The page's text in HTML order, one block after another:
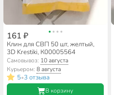
161 ₽
Клин для СВП 50 шт, желтый,
3D Krestiki, К00005564
Самовывоз: 10 августа
Курьером:8 августа
5•3 отзыва
В корзину